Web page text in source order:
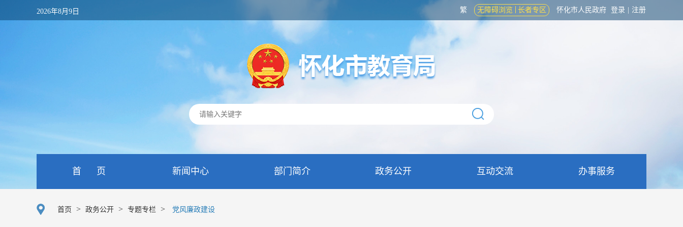
2026年8月9日 繁 无障碍浏览 长者专区 怀化市人民政府 登录 注册
首 页 新闻中心 部门简介 政务公开 互动交流 办事服务
首页 > 政务公开 > 专题专栏 > 党风廉政建设